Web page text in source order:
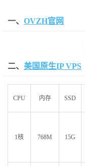
一、 OVZH官网
二、 美国原生IP VPS
CPU 内存 SSD
1核 768M 15G